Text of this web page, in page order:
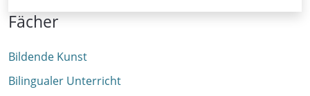
Fächer
Bildende Kunst
Bilingualer Unterricht